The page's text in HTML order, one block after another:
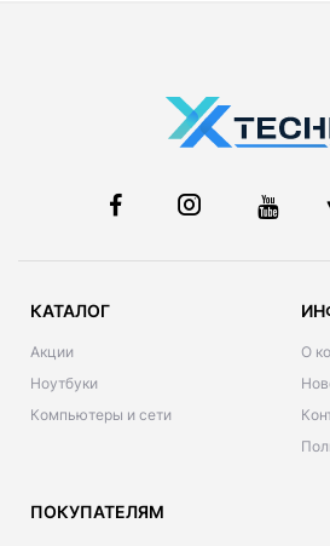
КАТАЛОГ
Акции
Ноутбуки
Компьютеры и сети
О
ПОКУПАТЕЛЯМ